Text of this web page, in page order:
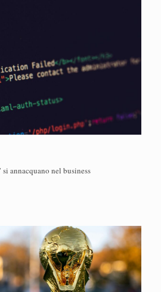
annacquano nel business